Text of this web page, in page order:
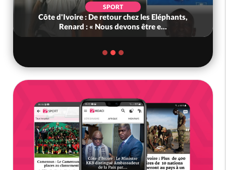
SPORT
Côte d'Ivoire : De retour chez les Eléphants,
Renard : « Nous devons être e...